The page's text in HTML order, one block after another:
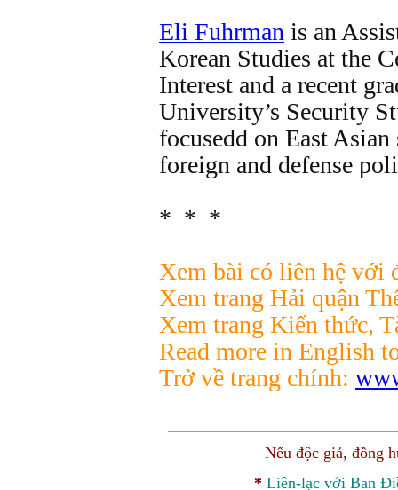
Eli Fuhrman is an
Korean Studies at the
Interest and a recent
University’s Security
focusedd on East
foreign and defense
* * *
Xem bài có liên hệ với
Xem trang Hải quận
Xem trang Kiến thức,
Read more in English
Trở về trang chính:
Nếu độc giả, đồng
* Liên-lạc với Ban